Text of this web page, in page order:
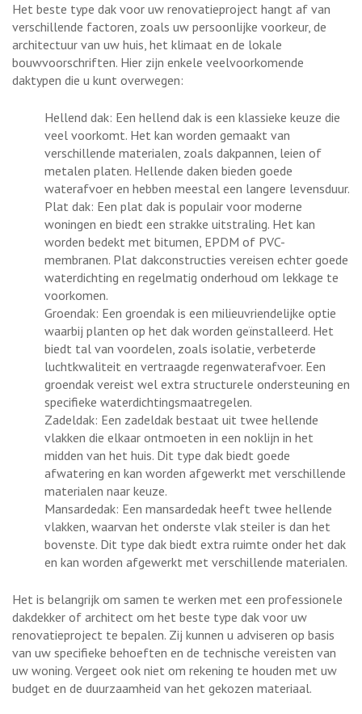
Het beste type dak voor uw renovatieproject hangt af van
verschillende factoren, zoals uw persoonlijke voorkeur, de
architectuur van uw huis, het klimaat en de lokale
bouwvoorschriften. Hier zijn enkele veelvoorkomende
daktypen die u kunt overwegen:
Hellend dak: Een hellend dak is een klassieke keuze die
veel voorkomt. Het kan worden gemaakt van
verschillende materialen, zoals dakpannen, leien of
metalen platen. Hellende daken bieden goede
waterafvoer en hebben meestal een langere levensduur.
Plat dak: Een plat dak is populair voor moderne
woningen en biedt een strakke uitstraling. Het kan
worden bedekt met bitumen, EPDM of PVC-
membranen. Plat dakconstructies vereisen echter goede
waterdichting en regelmatig onderhoud om lekkage te
voorkomen.
Groendak: Een groendak is een milieuvriendelijke optie
waarbij planten op het dak worden geïnstalleerd. Het
biedt tal van voordelen, zoals isolatie, verbeterde
luchtkwaliteit en vertraagde regenwaterafvoer. Een
groendak vereist wel extra structurele ondersteuning en
specifieke waterdichtingsmaatregelen.
Zadeldak: Een zadeldak bestaat uit twee hellende
vlakken die elkaar ontmoeten in een noklijn in het
midden van het huis. Dit type dak biedt goede
afwatering en kan worden afgewerkt met verschillende
materialen naar keuze.
Mansardedak: Een mansardedak heeft twee hellende
vlakken, waarvan het onderste vlak steiler is dan het
bovenste. Dit type dak biedt extra ruimte onder het dak
en kan worden afgewerkt met verschillende materialen.
Het is belangrijk om samen te werken met een professionele
dakdekker of architect om het beste type dak voor uw
renovatieproject te bepalen. Zij kunnen u adviseren op basis
van uw specifieke behoeften en de technische vereisten van
uw woning. Vergeet ook niet om rekening te houden met uw
budget en de duurzaamheid van het gekozen materiaal.